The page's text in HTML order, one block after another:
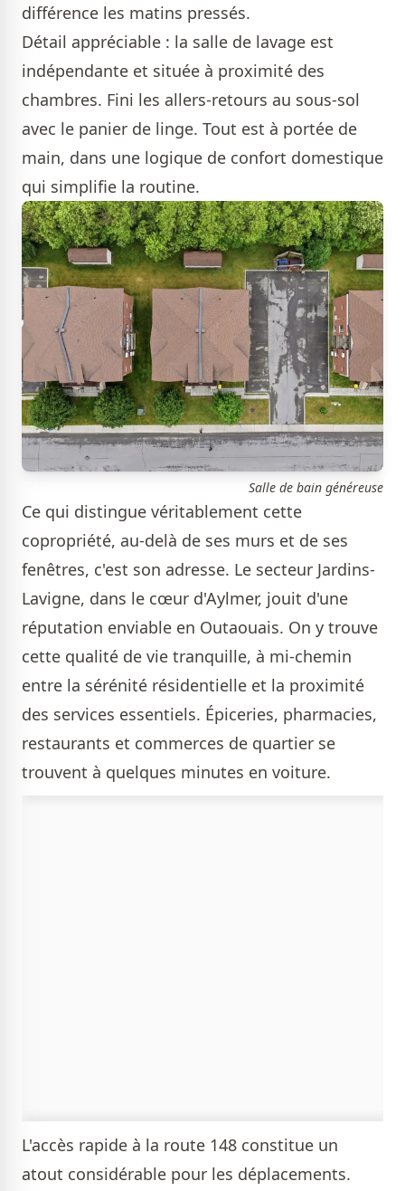
différence les matins pressés.
Détail appréciable : la salle de lavage est
indépendante et située à proximité des
chambres. Fini les allers-retours au sous-sol
avec le panier de linge. Tout est à portée de
main, dans une logique de confort domestique
qui simplifie la routine.
Salle de bain généreuse
Ce qui distingue véritablement cette
copropriété, au-delà de ses murs et de ses
fenêtres, c'est son adresse. Le secteur Jardins-
Lavigne, dans le cœur d'Aylmer, jouit d'une
réputation enviable en Outaouais. On y trouve
cette qualité de vie tranquille, à mi-chemin
entre la sérénité résidentielle et la proximité
des services essentiels. Épiceries, pharmacies,
restaurants et commerces de quartier se
trouvent à quelques minutes en voiture.
L'accès rapide à la route 148 constitue un
atout considérable pour les déplacements.